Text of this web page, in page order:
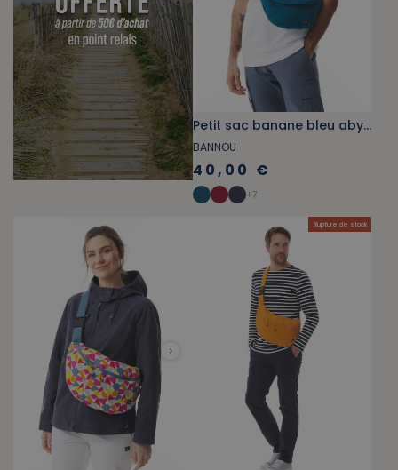
Petit sac banane bleu abysse
BANNOU
40,00 €
+7
Rupture de stock